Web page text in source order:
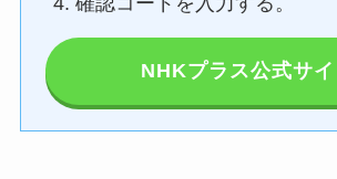
NHKプラス公式サイ